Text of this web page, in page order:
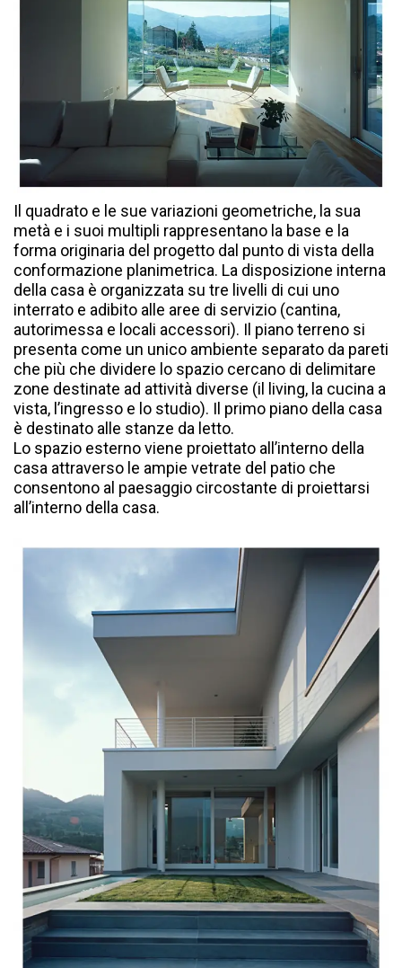
Il quadrato e le sue variazioni geometriche, la sua
metà e i suoi multipli rappresentano la base e la
forma originaria del progetto dal punto di vista della
conformazione planimetrica. La disposizione interna
della casa è organizzata su tre livelli di cui uno
interrato e adibito alle aree di servizio (cantina,
autorimessa e locali accessori). Il piano terreno si
presenta come un unico ambiente separato da pareti
che più che dividere lo spazio cercano di delimitare
zone destinate ad attività diverse (il living, la cucina a
vista, l’ingresso e lo studio). Il primo piano della casa
è destinato alle stanze da letto.
Lo spazio esterno viene proiettato all’interno della
casa attraverso le ampie vetrate del patio che
consentono al paesaggio circostante di proiettarsi
all’interno della casa.